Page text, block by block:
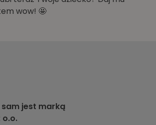
wow! 🤩
jest marką
o.o.